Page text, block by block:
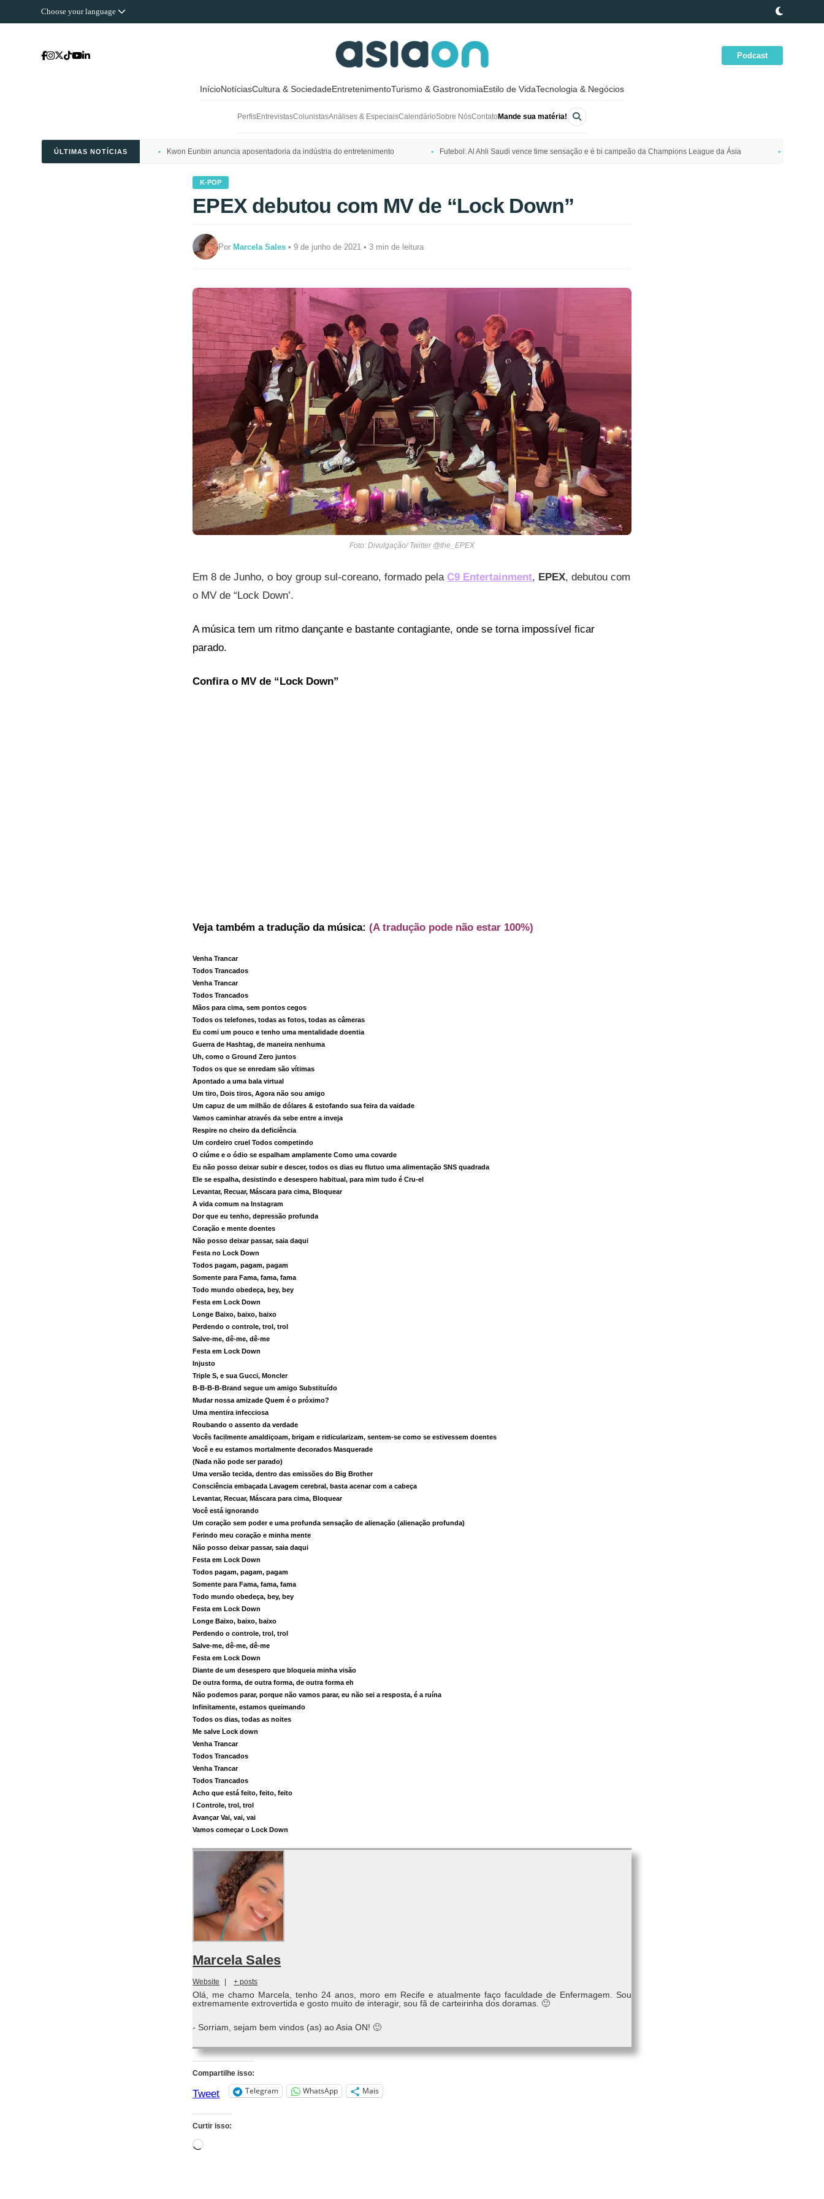
Choose your language
Podcast
InícioNotíciasCultura & SociedadeEntretenimentoTurismo & GastronomiaEstilo de VidaTecnologia & Negócios
PerfisEntrevistasColunistasAnálises & EspeciaisCalendárioSobre NósContato Mande sua matéria!
ÚLTIMAS NOTÍCIAS Kwon Eunbin anuncia aposentadoria da indústria do entretenimento Futebol: Al Ahli Saudi vence time sensação e é bi campeão da Champions League da Ásia
K-POP
EPEX debutou com MV de “Lock Down”
PorMarcela Sales • 9 de junho de 2021 • 3 min de leitura
Foto: Divulgação/ Twitter @the_EPEX
Em 8 de Junho, o boy group sul-coreano, formado pelaC9 Entertainment, EPEX, debutou com
o MV de “Lock Down’.
A música tem um ritmo dançante e bastante contagiante, onde se torna impossível ficar
parado.
Confira o MV de “Lock Down”
Veja também a tradução da música:(A tradução pode não estar 100%)
Venha Trancar
Todos Trancados
Venha Trancar
Todos Trancados
Mãos para cima, sem pontos cegos
Todos os telefones, todas as fotos, todas as câmeras
Eu comi um pouco e tenho uma mentalidade doentia
Guerra de Hashtag, de maneira nenhuma
Uh, como o Ground Zero juntos
Todos os que se enredam são vítimas
Apontado a uma bala virtual
Um tiro, Dois tiros, Agora não sou amigo
Um capuz de um milhão de dólares & estofando sua feira da vaidade
Vamos caminhar através da sebe entre a inveja
Respire no cheiro da deficiência
Um cordeiro cruel Todos competindo
O ciúme e o ódio se espalham amplamente Como uma covarde
Eu não posso deixar subir e descer, todos os dias eu flutuo uma alimentação SNS quadrada
Ele se espalha, desistindo e desespero habitual, para mim tudo é Cru-el
Levantar, Recuar, Máscara para cima, Bloquear
A vida comum na Instagram
Dor que eu tenho, depressão profunda
Coração e mente doentes
Não posso deixar passar, saia daqui
Festa no Lock Down
Todos pagam, pagam, pagam
Somente para Fama, fama, fama
Todo mundo obedeça, bey, bey
Festa em Lock Down
Longe Baixo, baixo, baixo
Perdendo o controle, trol, trol
Salve-me, dê-me, dê-me
Festa em Lock Down
Injusto
Triple S, e sua Gucci, Moncler
B-B-B-B-Brand segue um amigo Substituído
Mudar nossa amizade Quem é o próximo?
Uma mentira infecciosa
Roubando o assento da verdade
Vocês facilmente amaldiçoam, brigam e ridicularizam, sentem-se como se estivessem doentes
Você e eu estamos mortalmente decorados Masquerade
(Nada não pode ser parado)
Uma versão tecida, dentro das emissões do Big Brother
Consciência embaçada Lavagem cerebral, basta acenar com a cabeça
Levantar, Recuar, Máscara para cima, Bloquear
Você está ignorando
Um coração sem poder e uma profunda sensação de alienação (alienação profunda)
Ferindo meu coração e minha mente
Não posso deixar passar, saia daqui
Festa em Lock Down
Todos pagam, pagam, pagam
Somente para Fama, fama, fama
Todo mundo obedeça, bey, bey
Festa em Lock Down
Longe Baixo, baixo, baixo
Perdendo o controle, trol, trol
Salve-me, dê-me, dê-me
Festa em Lock Down
Diante de um desespero que bloqueia minha visão
De outra forma, de outra forma, de outra forma eh
Não podemos parar, porque não vamos parar, eu não sei a resposta, é a ruína
Infinitamente, estamos queimando
Todos os dias, todas as noites
Me salve Lock down
Venha Trancar
Todos Trancados
Venha Trancar
Todos Trancados
Acho que está feito, feito, feito
I Controle, trol, trol
Avançar Vai, vai, vai
Vamos começar o Lock Down
Marcela Sales
Website | + posts
Olá, me chamo Marcela, tenho 24 anos, moro em Recife e atualmente faço faculdade de Enfermagem. Sou
extremamente extrovertida e gosto muito de interagir, sou fã de carteirinha dos doramas. 🙂
- Sorriam, sejam bem vindos (as) ao Asia ON! 🙂
Compartilhe isso:
Tweet Telegram WhatsApp Mais
Curtir isso:
Carregando...